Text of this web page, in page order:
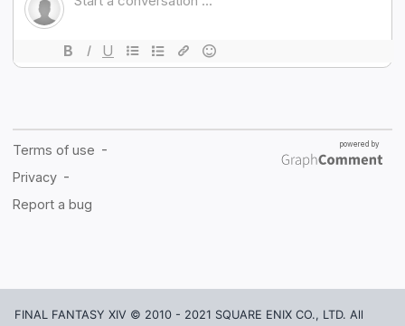
FINAL FANTASY XIV © 2010 - 2021 SQUARE ENIX CO., LTD. All